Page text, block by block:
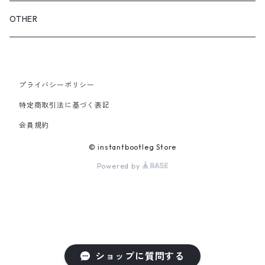
ショップに質問する
GLOVES&SCARF
SHOULDER
SMALL BAG
TOY
PINS& PINBACK
SOX
OTHER
プライバシーポリシー
特定商取引法に基づく表記
会員規約
© instantbootleg Store
Powered by